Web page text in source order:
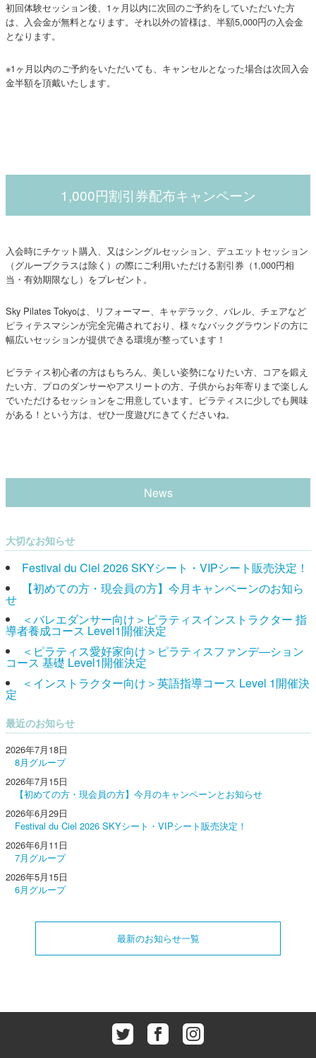
初回体験セッション後、1ヶ月以内に次回のご予約をしていただいた方
は、入会金が無料となります。それ以外の皆様は、半額5,000円の入会金
となります。
※1ヶ月以内のご予約をいただいても、キャンセルとなった場合は次回入会
金半額を頂戴いたします。
1,000円割引券配布キャンペーン
入会時にチケット購入、又はシングルセッション、デュエットセッション
（グループクラスは除く）の際にご利用いただける割引券（1,000円相
当・有効期限なし）をプレゼント。
Sky Pilates Tokyoは、リフォーマー、キャデラック、バレル、チェアなど
ピラィテスマシンが完全完備されており、様々なバックグラウンドの方に
幅広いセッションが提供できる環境が整っています！
ピラティス初心者の方はもちろん、美しい姿勢になりたい方、コアを鍛え
たい方、プロのダンサーやアスリートの方、子供からお年寄りまで楽しん
でいただけるセッションをご用意しています。ピラティスに少しでも興味
がある！という方は、ぜひ一度遊びにきてくださいね。
News
大切なお知らせ
Festival du Ciel 2026 SKYシート・VIPシート販売決定！
【初めての方・現会員の方】今月キャンペーンのお知ら
せ
＜バレエダンサー向け＞ピラティスインストラクター 指
導者養成コース Level1開催決定
＜ピラティス愛好家向け＞ピラティスファンデ―ション
コース 基礎 Level1開催決定
＜インストラクター向け＞英語指導コース Level 1開催決
定
最近のお知らせ
2026年7月18日
8月グループ
2026年7月15日
【初めての方・現会員の方】今月のキャンペーンとお知らせ
2026年6月29日
Festival du Ciel 2026 SKYシート・VIPシート販売決定！
2026年6月11日
7月グループ
2026年5月15日
6月グループ
最新のお知らせ一覧